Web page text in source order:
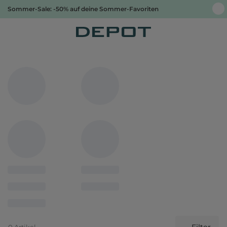
Sommer-Sale: -50% auf deine Sommer-Favoriten